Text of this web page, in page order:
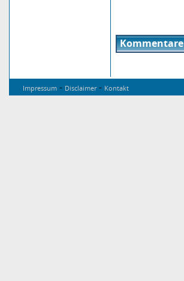
Kommentare
Impressum - Disclaimer- Kontakt